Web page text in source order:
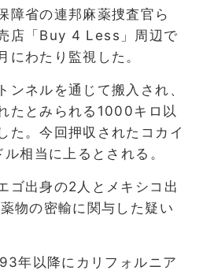
障省の連邦麻薬捜査官ら
店「Buy 4 Less」周辺で
にわたり監視した。
ンネルを通じて搬入され、
たとみられる1000キロ以
た。今回押収されたコカイ
相当に上るとされる。
ゴ出身の2人とメキシコ出
物の密輸に関与した疑い
年以降にカリフォルニア